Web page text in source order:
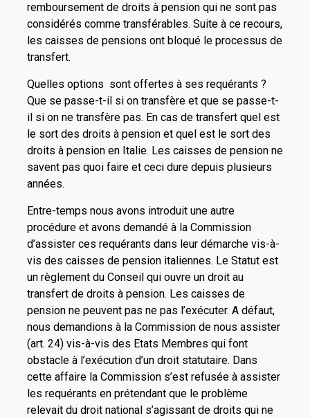
remboursement de droits à pension qui ne sont pas
considérés comme transférables. Suite à ce recours,
les caisses de pensions ont bloqué le processus de
transfert.
Quelles options sont offertes à ses requérants ?
Que se passe-t-il si on transfère et que se passe-t-
il si on ne transfère pas. En cas de transfert quel est
le sort des droits à pension et quel est le sort des
droits à pension en Italie. Les caisses de pension ne
savent pas quoi faire et ceci dure depuis plusieurs
années.
Entre-temps nous avons introduit une autre
procédure et avons demandé à la Commission
d’assister ces requérants dans leur démarche vis-à-
vis des caisses de pension italiennes. Le Statut est
un règlement du Conseil qui ouvre un droit au
transfert de droits à pension. Les caisses de
pension ne peuvent pas ne pas l’exécuter. A défaut,
nous demandions à la Commission de nous assister
(art. 24) vis-à-vis des Etats Membres qui font
obstacle à l’exécution d’un droit statutaire. Dans
cette affaire la Commission s’est refusée à assister
les requérants en prétendant que le problème
relevait du droit national s’agissant de droits qui ne